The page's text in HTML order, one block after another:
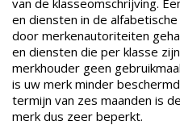
en diensten in de
door merkenautoriteiten
en diensten die per klasse
merkhouder geen
is uw merk minder
termijn van zes maanden is
merk dus zeer beperkt.